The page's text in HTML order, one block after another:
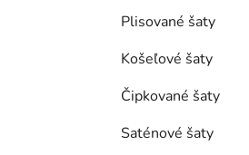
Plisované šaty
Košeľové šaty
Čipkované šaty
Saténové šaty